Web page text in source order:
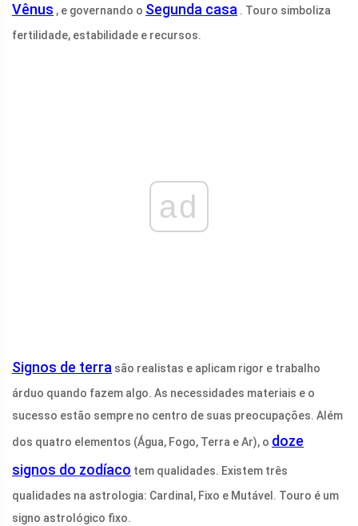
Vênus , e governando o Segunda casa . Touro simboliza
fertilidade, estabilidade e recursos.
ad
Signos de terra são realistas e aplicam rigor e trabalho
árduo quando fazem algo. As necessidades materiais e o
sucesso estão sempre no centro de suas preocupações. Além
dos quatro elementos (Água, Fogo, Terra e Ar), o doze
signos do zodíaco tem qualidades. Existem três
qualidades na astrologia: Cardinal, Fixo e Mutável. Touro é um
signo astrológico fixo.